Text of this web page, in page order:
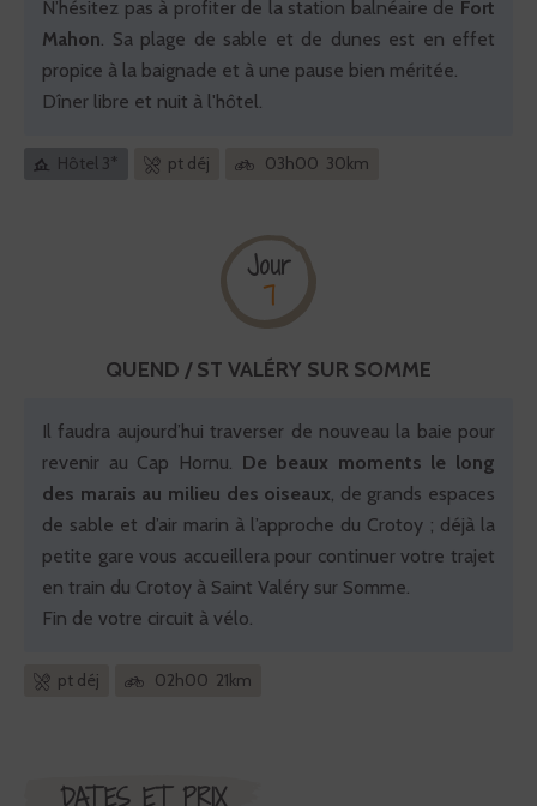
N’hésitez pas à profiter de la station balnéaire de Fort
Mahon. Sa plage de sable et de dunes est en effet
propice à la baignade et à une pause bien méritée.
Dîner libre et nuit à l'hôtel.
Hôtel 3* pt déj 03h00 30km
Jour
7
QUEND / ST VALÉRY SUR SOMME
Il faudra aujourd’hui traverser de nouveau la baie pour
revenir au Cap Hornu. De beaux moments le long
des marais au milieu des oiseaux, de grands espaces
de sable et d’air marin à l’approche du Crotoy ; déjà la
petite gare vous accueillera pour continuer votre trajet
en train du Crotoy à Saint Valéry sur Somme.
Fin de votre circuit à vélo.
pt déj 02h00 21km
DATES ET PRIX